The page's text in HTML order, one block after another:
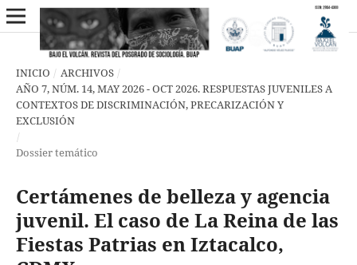
INICIO / ARCHIVOS /
AÑO 7, NÚM. 14, MAY 2026 - OCT 2026. RESPUESTAS JUVENILES A
CONTEXTOS DE DISCRIMINACIÓN, PRECARIZACIÓN Y
EXCLUSIÓN
/
Dossier temático
Certámenes de belleza y agencia
juvenil. El caso de La Reina de las
Fiestas Patrias en Iztacalco,